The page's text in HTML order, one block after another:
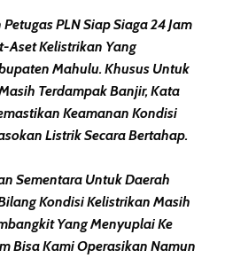
PLN Siap Siaga 24 Jam
Aset Kelistrikan Yang
Mahulu. Khusus Untuk
Terdampak Banjir, Kata
Keamanan Kondisi
Listrik Secara Bertahap.
Sementara Untuk Daerah
Kondisi Kelistrikan Masih
Yang Menyuplai Ke
Bisa Kami Operasikan Namun